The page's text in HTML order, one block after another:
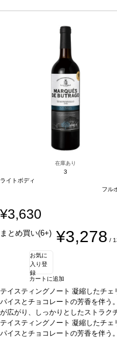
在庫あり
3
ライトボディ
フル
¥3,630
まとめ買い(6+) ¥3,278 / 1
お気に
入り登
録
カートに追加
テイスティングノート 凝縮したチェ
パイスとチョコレートの芳香を伴う
が広がり、しっかりとしたストラク
ンプラニーリョ*本ヴィンテージが
は自動的に次のヴィンテージに変更
テイスティングノート 凝縮したチェ
パイスとチョコレートの芳香を伴う